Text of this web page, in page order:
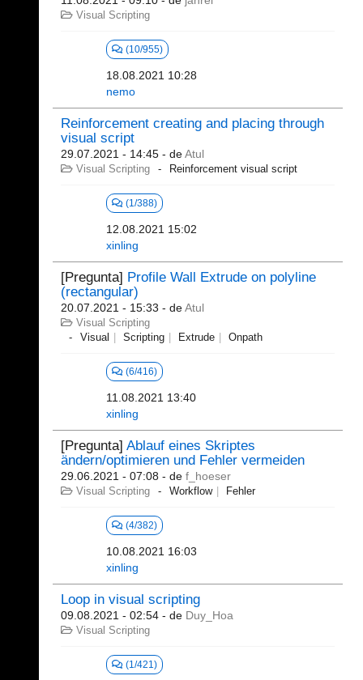
Visual Scripting
(10/955)
18.08.2021 10:28
nemo
Reinforcement creating and placing through
visual script
29.07.2021 - 14:45 - deAtul
Visual Scripting Reinforcement visual script
(1/388)
12.08.2021 15:02
xinling
[Pregunta] Profile Wall Extrude on polyline
(rectangular)
20.07.2021 - 15:33 - deAtul
Visual Scripting
Visual
Scripting Extrude Onpath
(6/416)
11.08.2021 13:40
xinling
[Pregunta] Ablauf eines Skriptes
ändern/optimieren und Fehler vermeiden
29.06.2021 - 07:08 - de f_hoeser
Visual Scripting Workflow Fehler
(4/382)
10.08.2021 16:03
xinling
Loop in visual scripting
09.08.2021 - 02:54 - de Duy_Hoa
Visual Scripting
(1/421)